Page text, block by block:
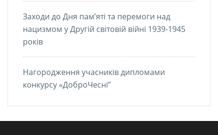
Заходи до Дня пам’яті та перемоги над
нацизмом у Другій світовій війні 1939-1945
років
Нагородження учасників дипломами
конкурсу «ДоброЧесні”